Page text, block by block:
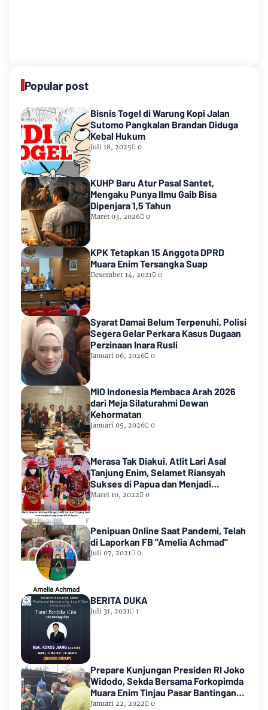
Popular post
Bisnis Togel di Warung Kopi Jalan
Sutomo Pangkalan Brandan Diduga
Kebal Hukum
Juli 18, 2025 0
KUHP Baru Atur Pasal Santet,
Mengaku Punya Ilmu Gaib Bisa
Dipenjara 1,5 Tahun
Maret 03, 2026 0
KPK Tetapkan 15 Anggota DPRD
Muara Enim Tersangka Suap
Desember 14, 2021 0
Syarat Damai Belum Terpenuhi, Polisi
Segera Gelar Perkara Kasus Dugaan
Perzinaan Inara Rusli
Januari 06, 2026 0
MIO Indonesia Membaca Arah 2026
dari Meja Silaturahmi Dewan
Kehormatan
Januari 05, 2026 0
Merasa Tak Diakui, Atlit Lari Asal
Tanjung Enim, Selamet Riansyah
Sukses di Papua dan Menjadi
Miliarder
Maret 10, 2022 0
Penipuan Online Saat Pandemi, Telah
di Laporkan FB "Amelia Achmad"
Juli 07, 2021 0
BERITA DUKA
Juli 31, 2021 1
Prepare Kunjungan Presiden RI Joko
Widodo, Sekda Bersama Forkopimda
Muara Enim Tinjau Pasar Bantingan
Tanjung Enim
Januari 22, 2022 0